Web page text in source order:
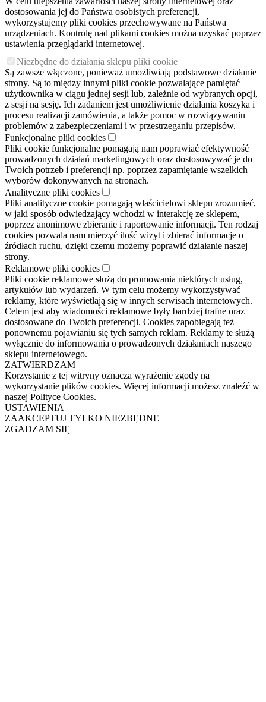
dostosowania jej do Państwa osobistych preferencji,
wykorzystujemy pliki cookies przechowywane na Państwa
urządzeniach. Kontrolę nad plikami cookies można uzyskać poprzez
ustawienia przeglądarki internetowej.
Niezbędne do działania sklepu pliki cookie
Są zawsze włączone, ponieważ umożliwiają podstawowe działanie
strony. Są to między innymi pliki cookie pozwalające pamiętać
użytkownika w ciągu jednej sesji lub, zależnie od wybranych opcji,
z sesji na sesję. Ich zadaniem jest umożliwienie działania koszyka i
procesu realizacji zamówienia, a także pomoc w rozwiązywaniu
problemów z zabezpieczeniami i w przestrzeganiu przepisów.
Funkcjonalne pliki cookies
Pliki cookie funkcjonalne pomagają nam poprawiać efektywność
prowadzonych działań marketingowych oraz dostosowywać je do
Twoich potrzeb i preferencji np. poprzez zapamiętanie wszelkich
wyborów dokonywanych na stronach.
Analityczne pliki cookies
Pliki analityczne cookie pomagają właścicielowi sklepu zrozumieć,
w jaki sposób odwiedzający wchodzi w interakcję ze sklepem,
poprzez anonimowe zbieranie i raportowanie informacji. Ten rodzaj
cookies pozwala nam mierzyć ilość wizyt i zbierać informacje o
źródłach ruchu, dzięki czemu możemy poprawić działanie naszej
strony.
Reklamowe pliki cookies
Pliki cookie reklamowe służą do promowania niektórych usług,
artykułów lub wydarzeń. W tym celu możemy wykorzystywać
reklamy, które wyświetlają się w innych serwisach internetowych.
Celem jest aby wiadomości reklamowe były bardziej trafne oraz
dostosowane do Twoich preferencji. Cookies zapobiegają też
ponownemu pojawianiu się tych samych reklam. Reklamy te służą
wyłącznie do informowania o prowadzonych działaniach naszego
sklepu internetowego.
ZATWIERDZAM
Korzystanie z tej witryny oznacza wyrażenie zgody na
wykorzystanie plików cookies. Więcej informacji możesz znaleźć w
naszej Polityce Cookies.
USTAWIENIA
ZAAKCEPTUJ TYLKO NIEZBĘDNE
ZGADZAM SIĘ